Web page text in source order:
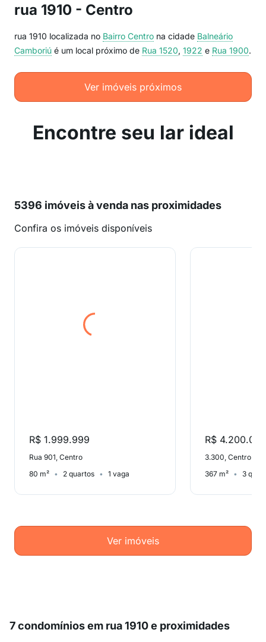
rua 1910 - Centro
rua 1910 localizada no Bairro Centro na cidade Balneário
Camboriú é um local próximo de Rua 1520, 1922 e Rua 1900.
Ver imóveis próximos
Encontre seu lar ideal
5396 imóveis à venda nas proximidades
Confira os imóveis disponíveis
R$ 1.999.999
Rua 901, Centro
80 m²
2 quartos 1 vaga
R$ 4.200.000
3.300, Centro
367 m²
3
Ver imóveis
7 condomínios em rua 1910 e proximidades